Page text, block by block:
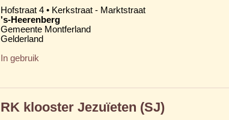
Hofstraat 4 • Kerkstraat - Marktstraat
's-Heerenberg
Gemeente Montferland
Gelderland
In gebruik
RK klooster Jezuïeten (SJ)